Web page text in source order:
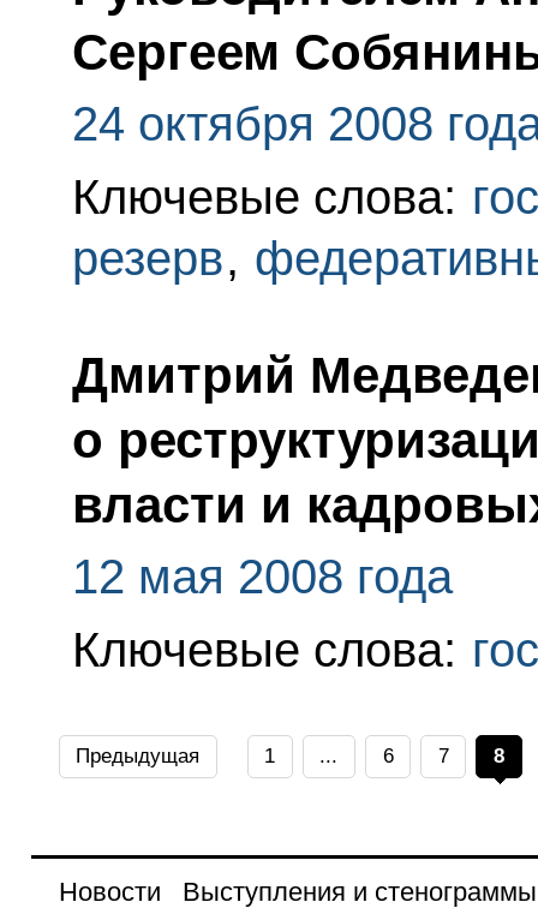
Сергеем
24 октября 2008
Ключевые слова:
резерв,
Дмитрий
о
власти и
12 мая 2008 года
Ключевые слова:
Предыдущая 1 ... 6 7 8
Новости
Выступления и стенограммы